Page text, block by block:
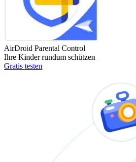
AirDroid Parental Control
Ihre Kinder rundum schützen
Gratis testen